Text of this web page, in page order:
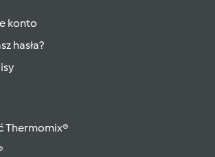
konto
hasła?
Thermomix®